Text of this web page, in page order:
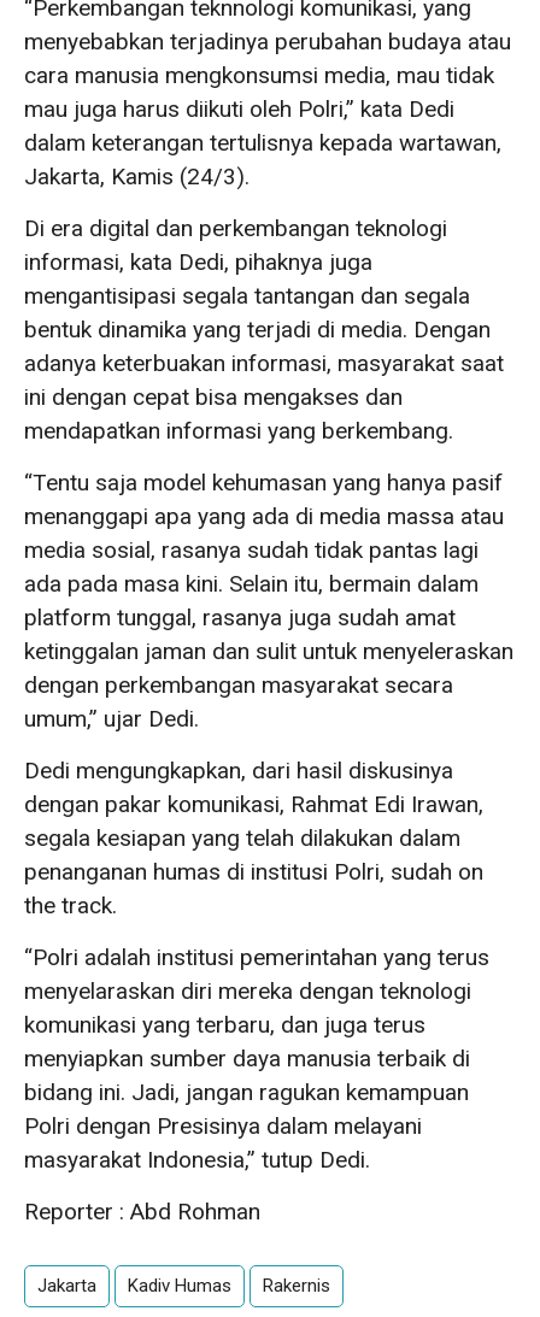
“Perkembangan teknnologi komunikasi, yang
menyebabkan terjadinya perubahan budaya atau
cara manusia mengkonsumsi media, mau tidak
mau juga harus diikuti oleh Polri,” kata Dedi
dalam keterangan tertulisnya kepada wartawan,
Jakarta, Kamis (24/3).
Di era digital dan perkembangan teknologi
informasi, kata Dedi, pihaknya juga
mengantisipasi segala tantangan dan segala
bentuk dinamika yang terjadi di media. Dengan
adanya keterbuakan informasi, masyarakat saat
ini dengan cepat bisa mengakses dan
mendapatkan informasi yang berkembang.
“Tentu saja model kehumasan yang hanya pasif
menanggapi apa yang ada di media massa atau
media sosial, rasanya sudah tidak pantas lagi
ada pada masa kini. Selain itu, bermain dalam
platform tunggal, rasanya juga sudah amat
ketinggalan jaman dan sulit untuk menyeleraskan
dengan perkembangan masyarakat secara
umum,” ujar Dedi.
Dedi mengungkapkan, dari hasil diskusinya
dengan pakar komunikasi, Rahmat Edi Irawan,
segala kesiapan yang telah dilakukan dalam
penanganan humas di institusi Polri, sudah on
the track.
“Polri adalah institusi pemerintahan yang terus
menyelaraskan diri mereka dengan teknologi
komunikasi yang terbaru, dan juga terus
menyiapkan sumber daya manusia terbaik di
bidang ini. Jadi, jangan ragukan kemampuan
Polri dengan Presisinya dalam melayani
masyarakat Indonesia,” tutup Dedi.
Reporter : Abd Rohman
Jakarta Kadiv Humas Rakernis